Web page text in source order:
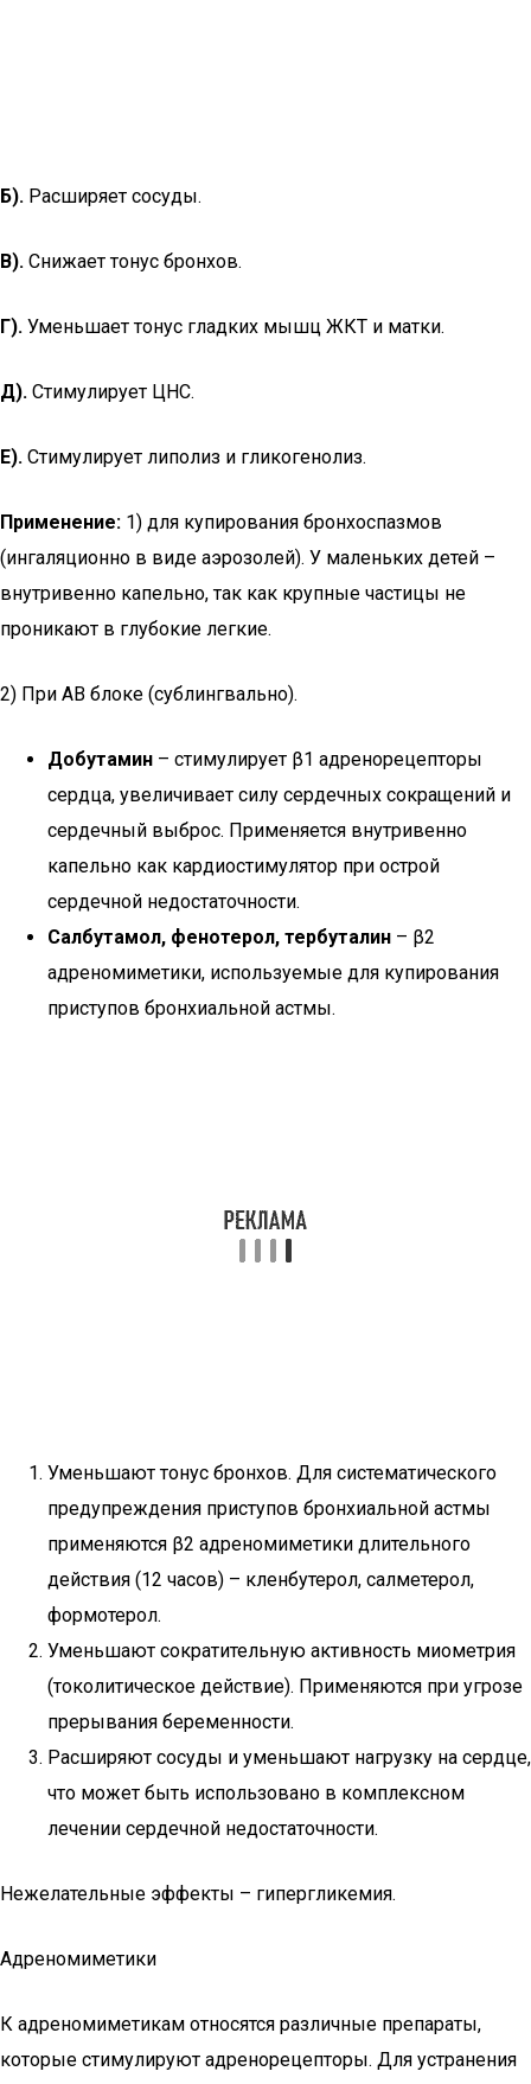
Б). Расширяет сосуды.
В). Снижает тонус бронхов.
Г). Уменьшает тонус гладких мышц ЖКТ и матки.
Д). Стимулирует ЦНС.
Е). Стимулирует липолиз и гликогенолиз.
Применение: 1) для купирования бронхоспазмов
(ингаляционно в виде аэрозолей). У маленьких детей –
внутривенно капельно, так как крупные частицы не
проникают в глубокие легкие.
2) При АВ блоке (сублингвально).
Добутамин – стимулирует β1 адренорецепторы
сердца, увеличивает силу сердечных сокращений и
сердечный выброс. Применяется внутривенно
капельно как кардиостимулятор при острой
сердечной недостаточности.
Салбутамол, фенотерол, тербуталин – β2
адреномиметики, используемые для купирования
приступов бронхиальной астмы.
Уменьшают тонус бронхов. Для систематического
предупреждения приступов бронхиальной астмы
применяются β2 адреномиметики длительного
действия (12 часов) – кленбутерол, салметерол,
формотерол.
Уменьшают сократительную активность миометрия
(токолитическое действие). Применяются при угрозе
прерывания беременности.
Расширяют сосуды и уменьшают нагрузку на сердце,
что может быть использовано в комплексном
лечении сердечной недостаточности.
Нежелательные эффекты – гипергликемия.
Адреномиметики
К адреномиметикам относятся различные препараты,
которые стимулируют адренорецепторы. Для устранения